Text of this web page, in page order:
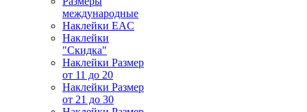
международные
Наклейки EAC
Наклейки
"Скидка"
Наклейки Размер
от 11 до 20
Наклейки Размер
от 21 до 30